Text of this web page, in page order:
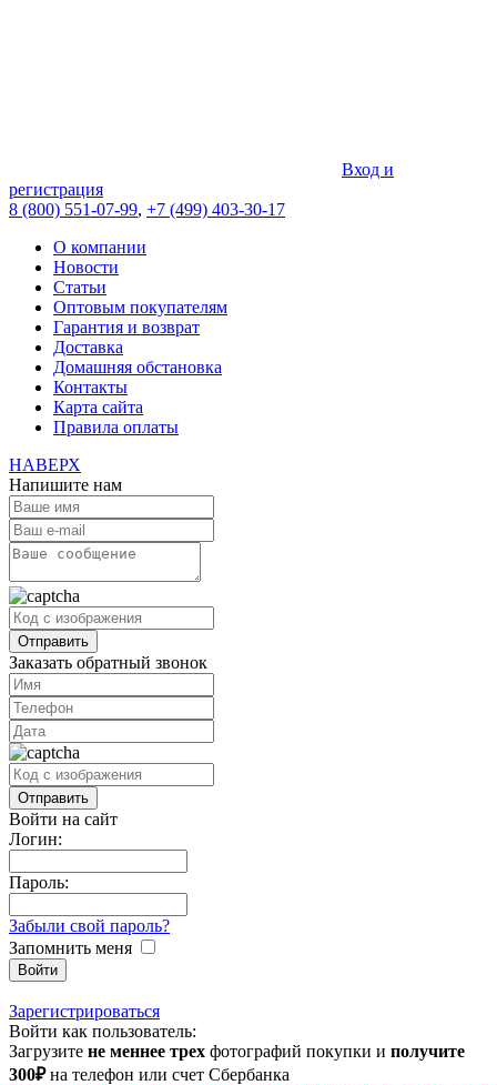
Вход и
регистрация
8 (800) 551-07-99, +7 (499) 403-30-17
О компании
Новости
Статьи
Оптовым покупателям
Гарантия и возврат
Доставка
Домашняя обстановка
Контакты
Карта сайта
Правила оплаты
НАВЕРХ
Напишите нам
Заказать обратный звонок
Войти на сайт
Логин:
Пароль:
Забыли свой пароль?
Запомнить меня
Зарегистрироваться
Войти как пользователь:
Загрузите не меннее трех фотографий покупки и получите
300₽на телефон или счет Сбербанка